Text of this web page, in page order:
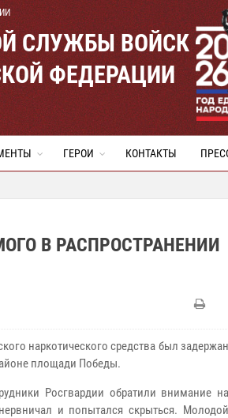
СЛУЖБЫ ВОЙСК
ФЕДЕРАЦИИ
ГЕРОИ КОНТАКТЫ
В РАСПРОСТРАНЕНИИ
наркотического средства был задержан
площади Победы.
Росгвардии обратили внимание на
и попытался скрыться. Молодой